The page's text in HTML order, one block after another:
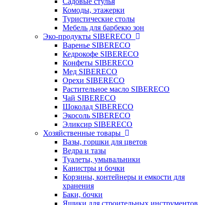
Комоды, этажерки
Туристические столы
Мебель для барбекю зон
Эко-продукты SIBERECO
Варенье SIBERECO
Кедрокофе SIBERECO
Конфеты SIBERECO
Мед SIBERECO
Орехи SIBERECO
Растительное масло SIBERECO
Чай SIBERECO
Шоколад SIBERECO
Экосоль SIBERECO
Эликсир SIBERECO
Хозяйственные товары
Вазы, горшки для цветов
Ведра и тазы
Туалеты, умывальники
Канистры и бочки
Корзины, контейнеры и емкости для
хранения
Баки, бочки
Ящики для строительных инструментов